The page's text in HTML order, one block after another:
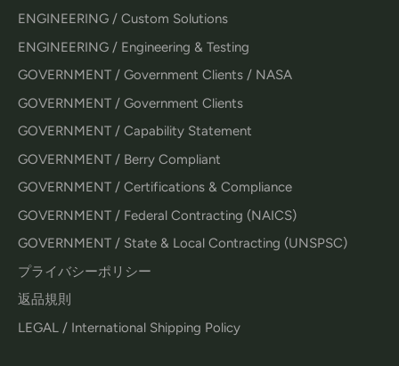
ENGINEERING / Custom Solutions
ENGINEERING / Engineering & Testing
GOVERNMENT / Government Clients / NASA
GOVERNMENT / Government Clients
GOVERNMENT / Capability Statement
GOVERNMENT / Berry Compliant
GOVERNMENT / Certifications & Compliance
GOVERNMENT / Federal Contracting (NAICS)
GOVERNMENT / State & Local Contracting (UNSPSC)
プライバシーポリシー
返品規則
LEGAL / International Shipping Policy